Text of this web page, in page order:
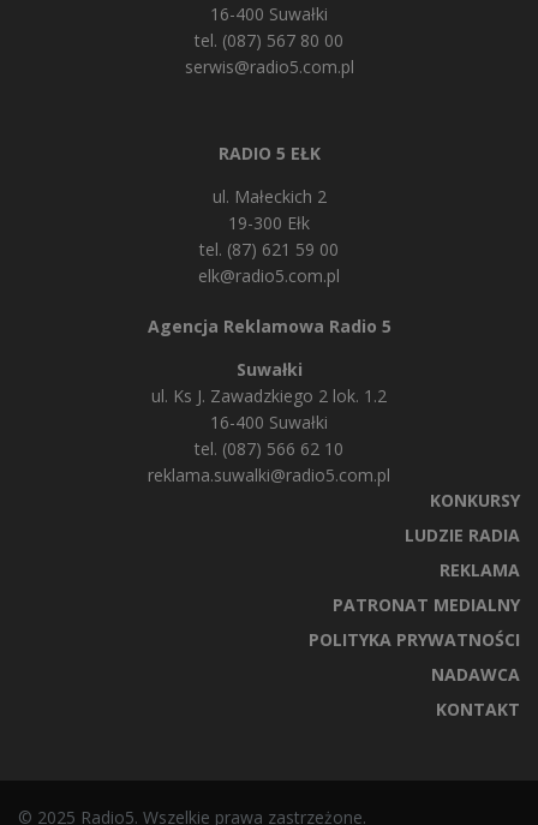
16-400 Suwałki
tel. (087) 567 80 00
serwis@radio5.com.pl
RADIO 5 EŁK
ul. Małeckich 2
19-300 Ełk
tel. (87) 621 59 00
elk@radio5.com.pl
Agencja Reklamowa Radio 5
Suwałki
ul. Ks J. Zawadzkiego 2 lok. 1.2
16-400 Suwałki
tel. (087) 566 62 10
reklama.suwalki@radio5.com.pl
KONKURSY
LUDZIE RADIA
REKLAMA
PATRONAT MEDIALNY
POLITYKA PRYWATNOŚCI
NADAWCA
KONTAKT
© 2025 Radio5. Wszelkie prawa zastrzeżone.